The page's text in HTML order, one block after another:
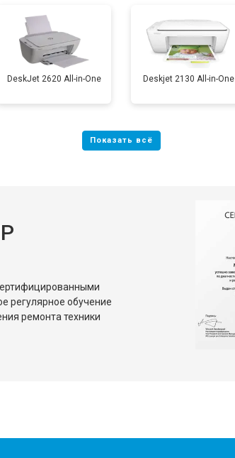
DeskJet 2620 All-in-One Deskjet 2130 All-in-One
регулярное обучение
ремонта техники